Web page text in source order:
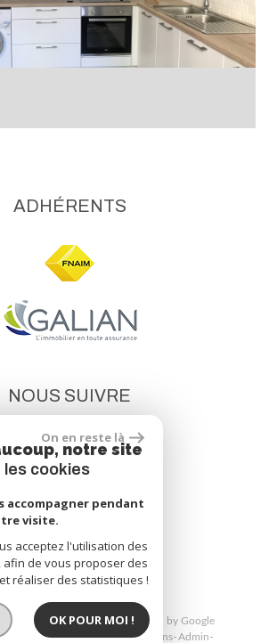
NOUS SUIVRE
ADHÉRENTS
réservés | Traduction powered by Google
légales Nos honoraires Liens Admin
On en reste là
notre site
les cookies
accompagner pendant
visite.
acceptez l'utilisation des
afin de vous proposer des
réaliser des statistiques !
OK POUR MOI !